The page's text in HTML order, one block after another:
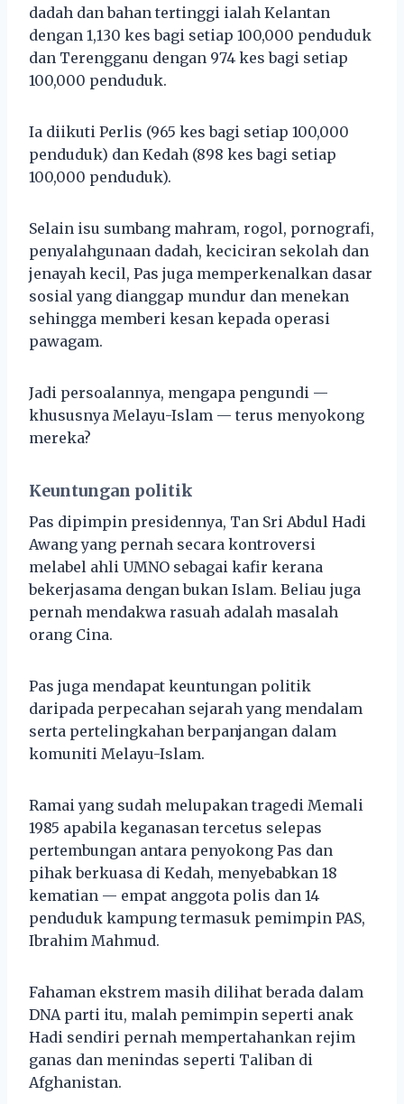
dadah dan bahan tertinggi ialah Kelantan
dengan 1,130 kes bagi setiap 100,000 penduduk
dan Terengganu dengan 974 kes bagi setiap
100,000 penduduk.
Ia diikuti Perlis (965 kes bagi setiap 100,000
penduduk) dan Kedah (898 kes bagi setiap
100,000 penduduk).
Selain isu sumbang mahram, rogol, pornografi,
penyalahgunaan dadah, keciciran sekolah dan
jenayah kecil, Pas juga memperkenalkan dasar
sosial yang dianggap mundur dan menekan
sehingga memberi kesan kepada operasi
pawagam.
Jadi persoalannya, mengapa pengundi —
khususnya Melayu-Islam — terus menyokong
mereka?
Keuntungan politik
Pas dipimpin presidennya, Tan Sri Abdul Hadi
Awang yang pernah secara kontroversi
melabel ahli UMNO sebagai kafir kerana
bekerjasama dengan bukan Islam. Beliau juga
pernah mendakwa rasuah adalah masalah
orang Cina.
Pas juga mendapat keuntungan politik
daripada perpecahan sejarah yang mendalam
serta pertelingkahan berpanjangan dalam
komuniti Melayu-Islam.
Ramai yang sudah melupakan tragedi Memali
1985 apabila keganasan tercetus selepas
pertembungan antara penyokong Pas dan
pihak berkuasa di Kedah, menyebabkan 18
kematian — empat anggota polis dan 14
penduduk kampung termasuk pemimpin PAS,
Ibrahim Mahmud.
Fahaman ekstrem masih dilihat berada dalam
DNA parti itu, malah pemimpin seperti anak
Hadi sendiri pernah mempertahankan rejim
ganas dan menindas seperti Taliban di
Afghanistan.